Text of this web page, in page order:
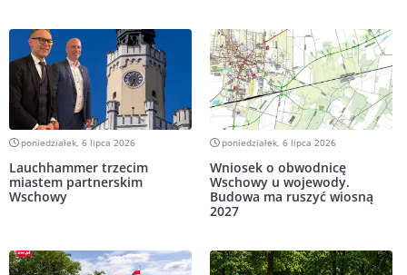
poniedziałek, 6 lipca 2026
Lauchhammer trzecim
miastem partnerskim
Wschowy
poniedziałek, 6 lipca 2026
Wniosek o obwodnicę
Wschowy u wojewody.
Budowa ma ruszyć wiosną
2027